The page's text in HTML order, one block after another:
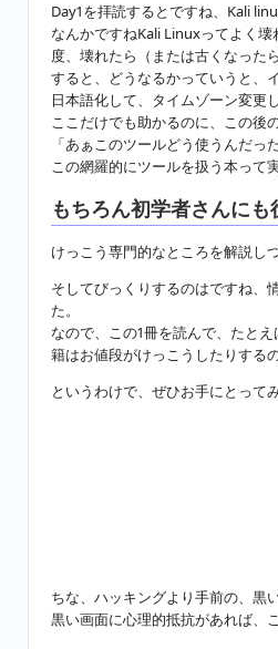
Day1を拝読するとですね、Kali
なんかですねKali Linuxってよく
度、壊れたら（または古くなった
すると、どうなるかっていうと、
日本語化して、タイムゾーン変更
ここだけでも助かるのに、この後
「あぁこのツールどう使うんだ
この網羅的にツールを扱う本って
もちろん初学者さんにも
けっこう専門的なところを解説し
そしてびっくりするのはですね、
た。
なので、この1冊を読んで、たと
籍はお値段がけっこうしたりする
というわけで、ぜひお手にとって
ちな、ハッキングより手前の、黒
黒い画面に心理的抵抗があれば、